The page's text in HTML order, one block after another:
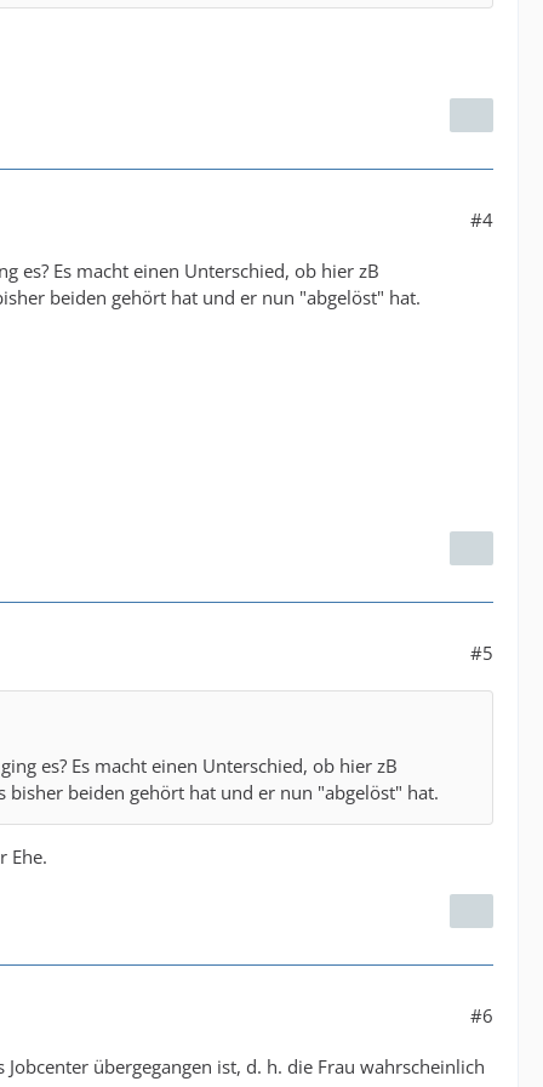
#4
es? Es macht einen Unterschied, ob hier zB
beiden gehört hat und er nun "abgelöst" hat.
#5
es? Es macht einen Unterschied, ob hier zB
beiden gehört hat und er nun "abgelöst" hat.
Ehe.
#6
übergegangen ist, d. h. die Frau wahrscheinlich